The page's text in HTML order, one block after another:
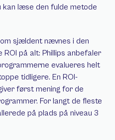
kan læse den fulde metode
sjældent nævnes i den
på alt: Phillips anbefaler
evalueres helt
tidligere. En ROI-
først mening for de
For langt de fleste
på plads på niveau 3